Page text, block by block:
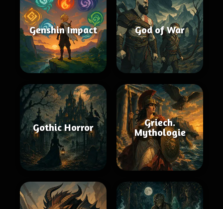
Genshin Impact God of War
Gothic Horror
Griech.
Mythologie